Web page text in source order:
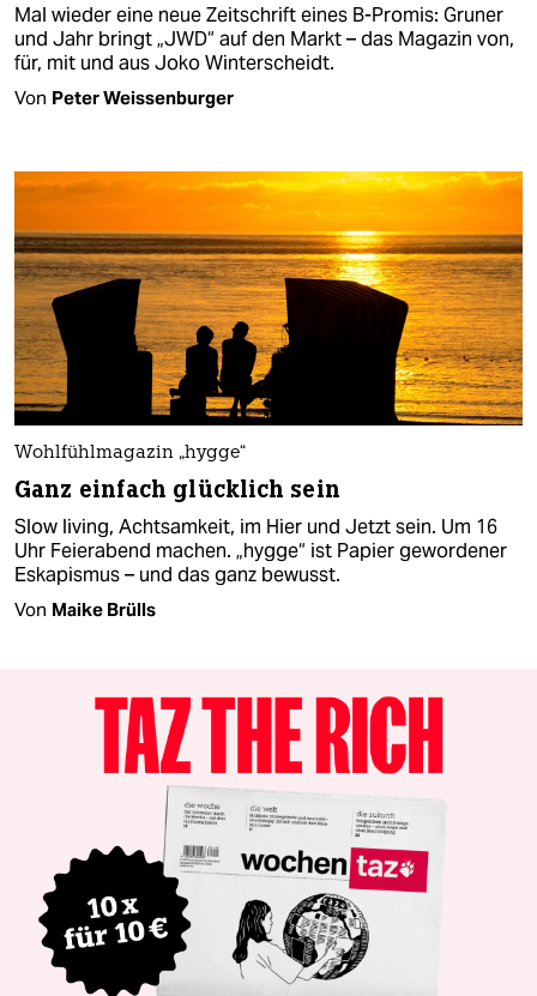
Mal wieder eine neue Zeitschrift eines B-Promis: Gruner
und Jahr bringt „JWD“ auf den Markt – das Magazin von,
für, mit und aus Joko Winterscheidt.
Von Peter Weissenburger
Wohlfühlmagazin „hygge“
Ganz einfach glücklich sein
Slow ­living, Achtsamkeit, im Hier und Jetzt sein. Um 16
Uhr Feierabend machen. „hygge“ ist Papier gewordener
Eskapismus – und das ganz bewusst.
Von Maike Brülls